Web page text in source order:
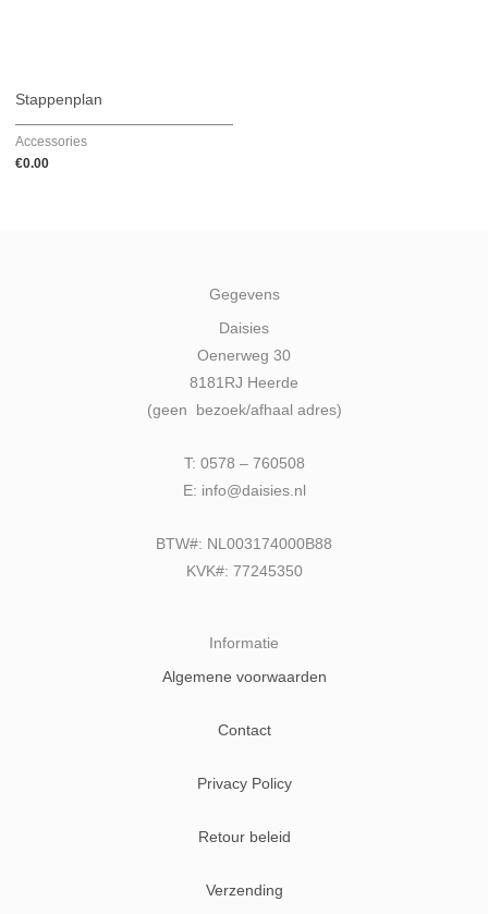
Stappenplan
Accessories
€0.00
Gegevens
Daisies
Oenerweg 30
8181RJ Heerde
(geen bezoek/afhaal adres)
T: 0578 – 760508
E: info@daisies.nl
BTW#: NL003174000B88
KVK#: 77245350
Informatie
Algemene voorwaarden
Contact
Privacy Policy
Retour beleid
Verzending